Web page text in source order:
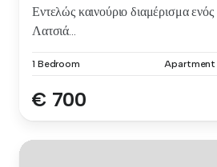
Εντελώς καινούριο διαμέρισμα
Λατσιά...
1 Bedroom Apartment
€ 700